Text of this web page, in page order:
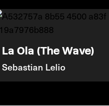
La Ola (The Wave)
Sebastian Lelio